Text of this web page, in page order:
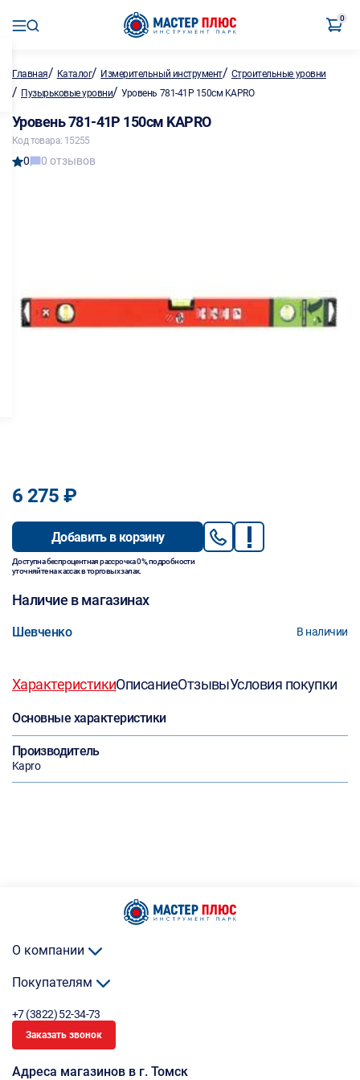
0
Главная/ Каталог/ Измерительный инструмент/ Строительные уровни
/ Пузырьковые уровни/Уровень 781-41P 150см KAPRO
Уровень 781-41P 150см KAPRO
Код товара: 15255
0 0 отзывов
6 275 ₽
Добавить в корзину
Доступна беспроцентная рассрочка 0%, подробности
уточняйте на кассах в торговых залах.
Наличие в магазинах
Шевченко В наличии
ХарактеристикиОписаниеОтзывыУсловия покупки
Основные характеристики
Производитель
Kapro
О компании
Покупателям
+7 (3822) 52-34-73
Заказать звонок
Адреса магазинов в г. Томск